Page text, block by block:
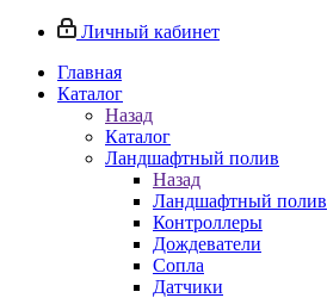
Личный кабинет
Главная
Каталог
Назад
Каталог
Ландшафтный полив
Назад
Ландшафтный полив
Контроллеры
Дождеватели
Сопла
Датчики